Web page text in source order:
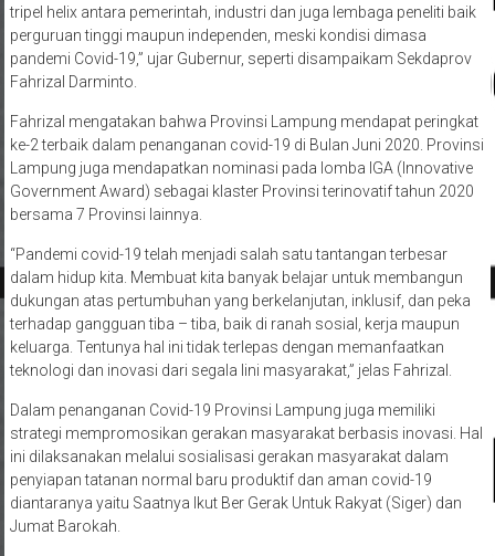
tripel helix antara pemerintah, industri dan juga lembaga peneliti baik
perguruan tinggi maupun independen, meski kondisi dimasa
pandemi Covid-19,” ujar Gubernur, seperti disampaikam Sekdaprov
Fahrizal Darminto.
Fahrizal mengatakan bahwa Provinsi Lampung mendapat peringkat
ke-2 terbaik dalam penanganan covid-19 di Bulan Juni 2020. Provinsi
Lampung juga mendapatkan nominasi pada lomba IGA (Innovative
Government Award) sebagai klaster Provinsi terinovatif tahun 2020
bersama 7 Provinsi lainnya.
“Pandemi covid-19 telah menjadi salah satu tantangan terbesar
dalam hidup kita. Membuat kita banyak belajar untuk membangun
dukungan atas pertumbuhan yang berkelanjutan, inklusif, dan peka
terhadap gangguan tiba – tiba, baik di ranah sosial, kerja maupun
keluarga. Tentunya hal ini tidak terlepas dengan memanfaatkan
teknologi dan inovasi dari segala lini masyarakat,” jelas Fahrizal.
Dalam penanganan Covid-19 Provinsi Lampung juga memiliki
strategi mempromosikan gerakan masyarakat berbasis inovasi. Hal
ini dilaksanakan melalui sosialisasi gerakan masyarakat dalam
penyiapan tatanan normal baru produktif dan aman covid-19
diantaranya yaitu Saatnya Ikut Ber Gerak Untuk Rakyat (Siger) dan
Jumat Barokah.